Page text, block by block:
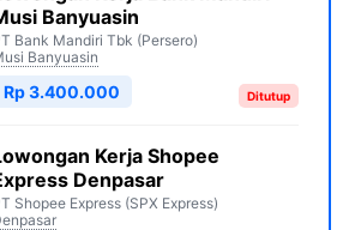
Banyuasin
Bank Mandiri Tbk (Persero)
Banyuasin
Ditutup
Rp 3.400.000
Kerja Shopee
Denpasar
Shopee Express (SPX Express)